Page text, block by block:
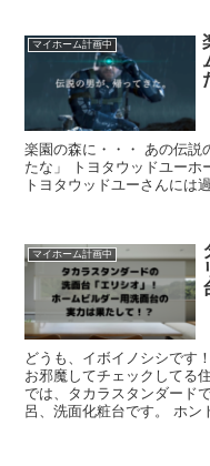
マイホーム計画中
楽園の森に・・・ あの伝説
たな」 トヨタウッドユーホ
トヨタウッドユーさんには
マイホーム計画中
どうも、イボイノシシです
お邪魔してチェックしてる
では、タカラスタンダード
呂、洗面化粧台です。 ホン